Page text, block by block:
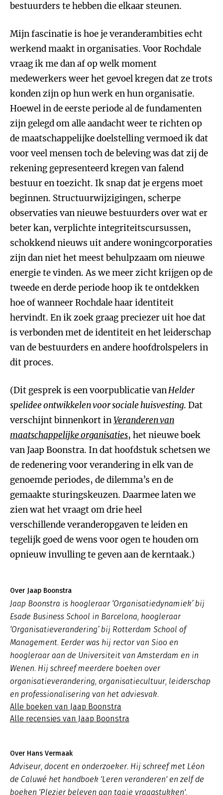
bestuurders te hebben die elkaar steunen.
Mijn fascinatie is hoe je veranderambities echt
werkend maakt in organisaties. Voor Rochdale
vraag ik me dan af op welk moment
medewerkers weer het gevoel kregen dat ze trots
konden zijn op hun werk en hun organisatie.
Hoewel in de eerste periode al de fundamenten
zijn gelegd om alle aandacht weer te richten op
de maatschappelijke doelstelling vermoed ik dat
voor veel mensen toch de beleving was dat zij de
rekening gepresenteerd kregen van falend
bestuur en toezicht. Ik snap dat je ergens moet
beginnen. Structuurwijzigingen, scherpe
observaties van nieuwe bestuurders over wat er
beter kan, verplichte integriteitscursussen,
schokkend nieuws uit andere woningcorporaties
zijn dan niet het meest behulpzaam om nieuwe
energie te vinden. As we meer zicht krijgen op de
tweede en derde periode hoop ik te ontdekken
hoe of wanneer Rochdale haar identiteit
hervindt. En ik zoek graag preciezer uit hoe dat
is verbonden met de identiteit en het leiderschap
van de bestuurders en andere hoofdrolspelers in
dit proces.
(Dit gesprek is een voorpublicatie vanHelder
spelidee ontwikkelen voor sociale huisvesting. Dat
verschijnt binnenkort inVeranderen van
maatschappelijke organisaties, het nieuwe boek
van Jaap Boonstra. In dat hoofdstuk schetsen we
de redenering voor verandering in elk van de
genoemde periodes, de dilemma’s en de
gemaakte sturingskeuzen. Daarmee laten we
zien wat het vraagt om drie heel
verschillende veranderopgaven te leiden en
tegelijk goed de wens voor ogen te houden om
opnieuw invulling te geven aan de kerntaak.)
Over Jaap Boonstra
Jaap Boonstra is hoogleraar ‘Organisatiedynamiek’ bij
Esade Business School in Barcelona, hoogleraar
‘Organisatieverandering’ bij Rotterdam School of
Management. Eerder was hij rector van Sioo en
hoogleraar aan de Universiteit van Amsterdam en in
Wenen. Hij schreef meerdere boeken over
organisatieverandering, organisatiecultuur, leiderschap
en professionalisering van het adviesvak.
Alle boeken van Jaap Boonstra
Alle recensies van Jaap Boonstra
Over Hans Vermaak
Adviseur, docent en onderzoeker. Hij schreef met Léon
de Caluwé het handboek 'Leren veranderen' en zelf de
boeken 'Plezier beleven aan taaie vraagstukken',